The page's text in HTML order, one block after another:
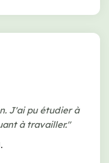
J'ai pu étudier à
à travailler."